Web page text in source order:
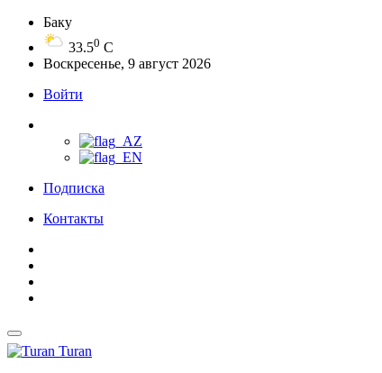
Баку
33.50 C
Воскресенье, 9 август 2026
Войти
Подписка
Контакты
Turan